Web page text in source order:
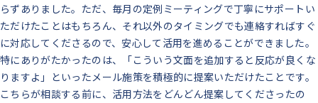
らずありました。ただ、毎月の定例ミーティングで丁寧にサポートい
ただけたことはもちろん、それ以外のタイミングでも連絡すればすぐ
に対応してくださるので、安心して活用を進めることができました。
特にありがたかったのは、「こういう文面を追加すると反応が良くな
りますよ」といったメール施策を積極的に提案いただけたことです。
こちらが相談する前に、活用方法をどんどん提案してくださったの